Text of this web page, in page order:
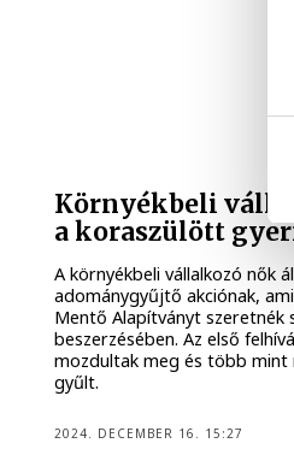
VESZPRÉM VÁRMEGYEI
Környékbeli
a koraszülött
A környékbeli vállalkozó nők
adománygyűjtő akciónak,
Mentő Alapítványt
beszerzésében. Az első
mozdultak meg és több mint
gyűlt.
2024. DECEMBER 16. 15:27